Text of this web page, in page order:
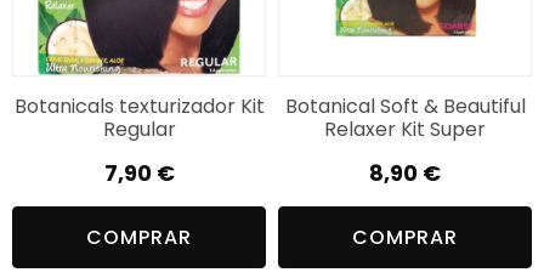
Botanicals texturizador Kit
Regular
7,90 €
COMPRAR
Botanical Soft & Beautiful
Relaxer Kit Super
8,90 €
COMPRAR